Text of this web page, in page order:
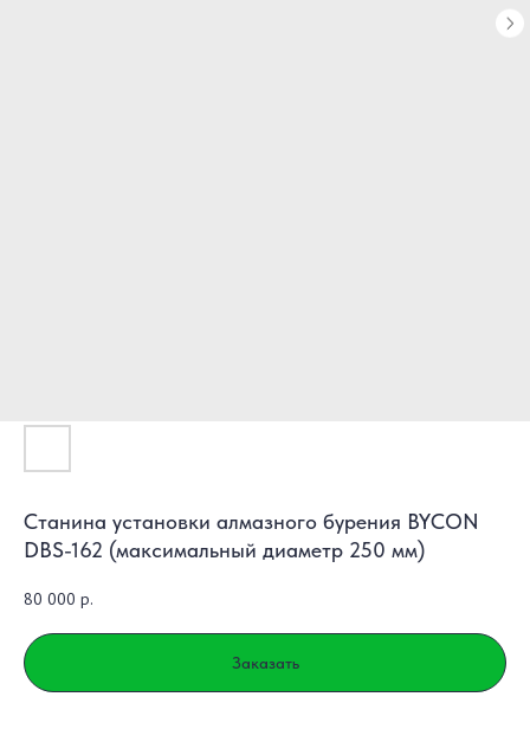
Станина установки алмазного бурения BYCON
DBS-162 (максимальный диаметр 250 мм)
80 000 р.
Заказать